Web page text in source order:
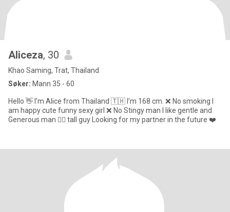
Aliceza, 30
Khao Saming, Trat, Thailand
Søker: Mann 35 - 60
Hello 👋 I’m Alice from Thailand 🇹🇭 I’m 168 cm. ❌ No smoking I
am happy cute funny sexy girl ❌ No Stingy man I like gentle and
Generous man 🧍‍♂️ tall guy Looking for my partner in the future ❤️